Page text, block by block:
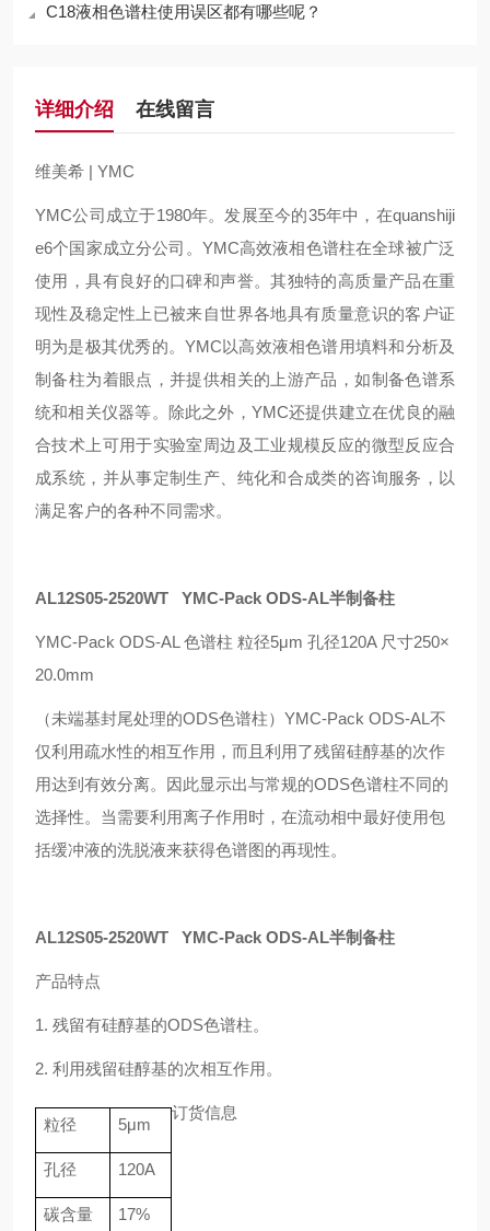
C18液相色谱柱使用误区都有哪些呢？
详细介绍 在线留言
维美希 | YMC
YMC公司成立于1980年。发展至今的35年中，在quanshiji
e6个国家成立分公司。 YMC高效液相色谱柱在全球被广泛
使用，具有良好的口碑和声誉。其独特的高质量产品在重
现性及稳定性上已被来自世界各地具有质量意识的客户证
明为是极其优秀的。 YMC以高效液相色谱用填料和分析及
制备柱为着眼点，并提供相关的上游产品，如制备色谱系
统和相关仪器等。除此之外， YMC还提供建立在优良的融
合技术上可用于实验室周边及工业规模反应的微型反应合
成系统，并从事定制生产、纯化和合成类的咨询服务，以
满足客户的各种不同需求。
AL12S05-2520WT YMC-Pack ODS-AL半制备柱
YMC-Pack ODS-AL 色谱柱 粒径5μm 孔径120A 尺寸250×
20.0mm
（未端基封尾处理的ODS色谱柱） YMC-Pack ODS-AL 不
仅利用疏水性的相互作用，而且利用了残留硅醇基的次作
用达到有效分离。因此显示出与常规的ODS色谱柱不同的
选择性。当需要利用离子作用时，在流动相中最好使用包
括缓冲液的洗脱液来获得色谱图的再现性。
AL12S05-2520WT YMC-Pack ODS-AL半制备柱
产品特点
1. 残留有硅醇基的ODS色谱柱。
2. 利用残留硅醇基的次相互作用。
粒径 5μm
孔径 120A
碳含量 17%
订货信息